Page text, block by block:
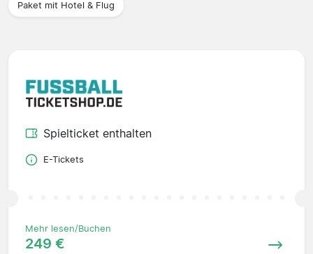
Paket mit Hotel & Flug
Spielticket enthalten
E-Tickets
Mehr lesen/Buchen
249 €